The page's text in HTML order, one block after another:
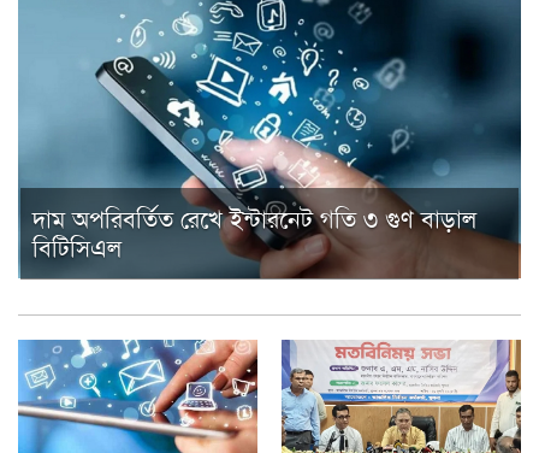
দাম অপরিবর্তিত রেখে ইন্টারনেট গতি ৩ গুণ বাড়াল
বিটিসিএল